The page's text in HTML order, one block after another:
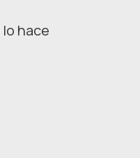
hace